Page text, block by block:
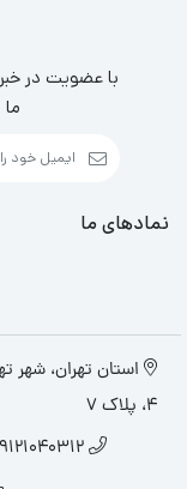
با عضویت در
نمادهای ما
استان تهران، شهر
4، پلاک 7
_ 021-33929194 _ 021-36615383